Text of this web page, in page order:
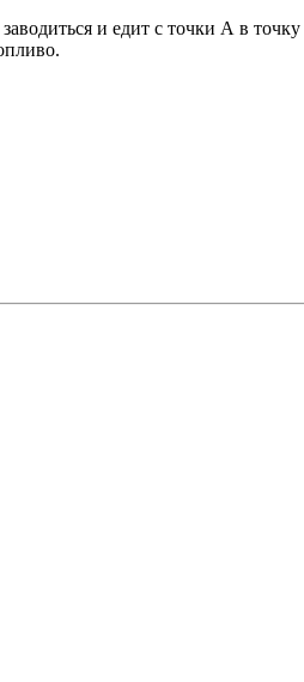
и едит с точки А в точку